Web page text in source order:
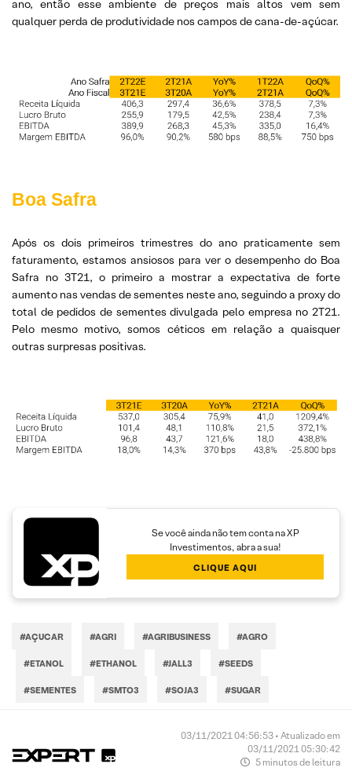
ano, então esse ambiente de preços mais altos vem sem
qualquer perda de produtividade nos campos de cana-de-açúcar.
Boa Safra
Após os dois primeiros trimestres do ano praticamente sem
faturamento, estamos ansiosos para ver o desempenho do Boa
Safra no 3T21, o primeiro a mostrar a expectativa de forte
aumento nas vendas de sementes neste ano, seguindo a proxy do
total de pedidos de sementes divulgada pelo empresa no 2T21.
Pelo mesmo motivo, somos céticos em relação a quaisquer
outras surpresas positivas.
Se você ainda não tem conta na XP
Investimentos, abra a sua!
CLIQUE AQUI
#AÇUCAR #AGRI #AGRIBUSINESS #AGRO
#ETANOL #ETHANOL #JALL3 #SEEDS
#SEMENTES #SMTO3 #SOJA3 #SUGAR
03/11/2021 04:56:53 • Atualizado em
03/11/2021 05:30:42
5 minutos de leitura